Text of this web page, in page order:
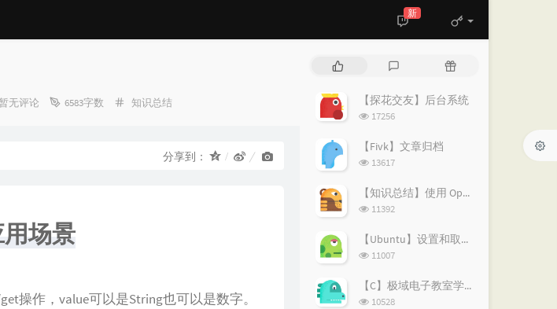
新
无评论 6583字数
分
知识总结
分享到：
场景
操作，value可以是String也可以是数字。
章
评
随
文
【探花交友】后台系统
浏
次
17256
【Fivk】文章归档
浏
次
数:
13617
【知识总结】使用 OpenVPN 实现按需分流：避免全局代理泄露隐私
浏
次
11392
【Ubuntu】设置和取消代理的简易指南
浏
次
数:
11007
【C】极域电子教室学生端解除控制
浏
10528